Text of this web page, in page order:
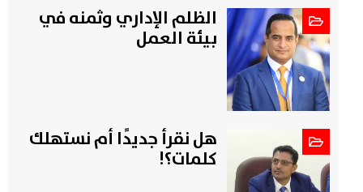
الظلم الإداري وثمنه في
بيئة العمل
هل نقرأ جديدًا أم نستهلك
كلمات؟!